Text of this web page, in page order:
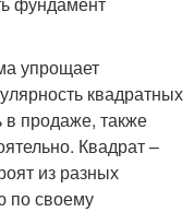
упрощает
квадратных
в продаже, также
Квадрат –
из разных
по своему